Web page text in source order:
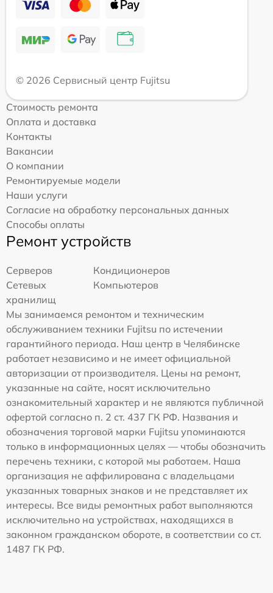
© 2026 Сервисный центр Fujitsu
Стоимость ремонта
Оплата и доставка
Контакты
Вакансии
О компании
Ремонтируемые модели
Наши услуги
Согласие на обработку персональных данных
Способы оплаты
Ремонт устройств
Серверов
Кондиционеров
Сетевых
хранилищ
Компьютеров
Мы занимаемся ремонтом и техническим
обслуживанием техники Fujitsu по истечении
гарантийного периода. Наш центр в Челябинске
работает независимо и не имеет официальной
авторизации от производителя. Цены на ремонт,
указанные на сайте, носят исключительно
ознакомительный характер и не являются публичной
офертой согласно п. 2 ст. 437 ГК РФ. Названия и
обозначения торговой марки Fujitsu упоминаются
только в информационных целях — чтобы обозначить
перечень техники, с которой мы работаем. Наша
организация не аффилирована с владельцами
указанных товарных знаков и не представляет их
интересы. Все виды ремонтных работ выполняются
исключительно на устройствах, находящихся в
законном гражданском обороте, в соответствии со ст.
1487 ГК РФ.